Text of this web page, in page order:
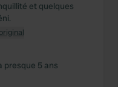
et quelques
presque 5 ans